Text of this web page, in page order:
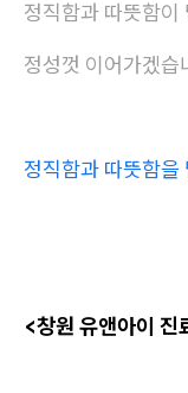
정직함과 따뜻함이
정성껏 이어가겠습
정직함과 따뜻함을
<창원 유앤아이 진